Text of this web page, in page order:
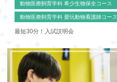
動物医療飼育学科 希少生物保全コース
動物医療飼育学科 愛玩動物看護師コース
最短30分！入試説明会